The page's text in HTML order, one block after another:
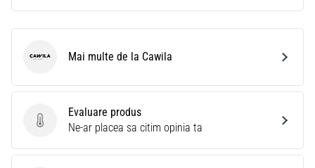
Evaluare produs
Evaluare produs
Ne-ar placea sa citim opinia ta
Cawila Mai multe de la Cawila